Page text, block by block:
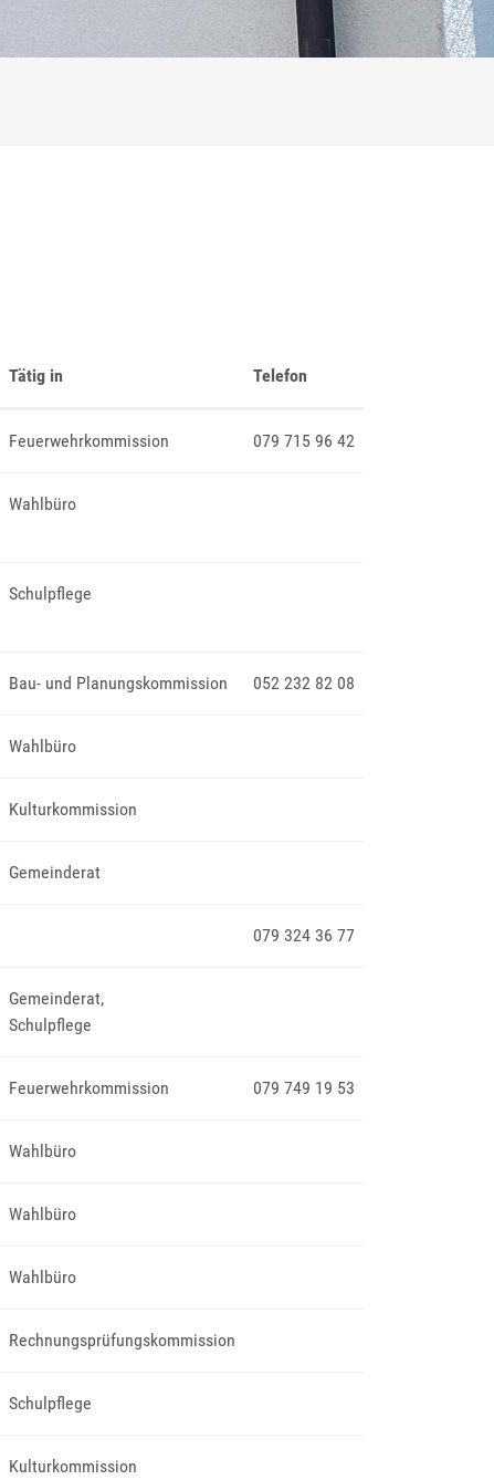
Tätig in Telefon
Feuerwehrkommission 079 715 96 42
Wahlbüro
Schulpflege
Bau- und Planungskommission 052 232 82 08
Wahlbüro
Kulturkommission
Gemeinderat
079 324 36 77
Gemeinderat,
Schulpflege
Feuerwehrkommission 079 749 19 53
Wahlbüro
Wahlbüro
Wahlbüro
Rechnungsprüfungskommission
Schulpflege
Kulturkommission